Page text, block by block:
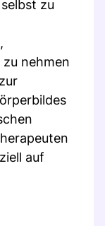
zu
nehmen
auf